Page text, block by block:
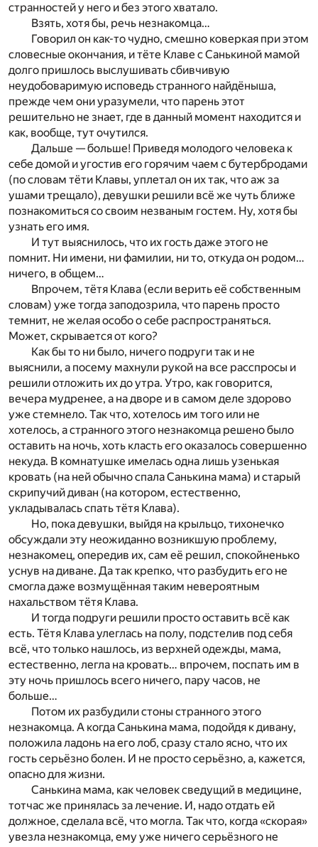
странностей у него и без этого хватало.
Взять, хотя бы, речь незнакомца…
Говорил он как-то чудно, смешно коверкая при этом
словесные окончания, и тёте Клаве с Санькиной мамой
долго пришлось выслушивать сбивчивую
неудобоваримую исповедь странного найдёныша,
прежде чем они уразумели, что парень этот
решительно не знает, где в данный момент находится и
как, вообще, тут очутился.
Дальше — больше! Приведя молодого человека к
себе домой и угостив его горячим чаем с бутербродами
(по словам тёти Клавы, уплетал он их так, что аж за
ушами трещало), девушки решили всё же чуть ближе
познакомиться со своим незваным гостем. Ну, хотя бы
узнать его имя.
И тут выяснилось, что их гость даже этого не
помнит. Ни имени, ни фамилии, ни то, откуда он родом…
ничего, в общем…
Впрочем, тётя Клава (если верить её собственным
словам) уже тогда заподозрила, что парень просто
темнит, не желая особо о себе распространяться.
Может, скрывается от кого?
Как бы то ни было, ничего подруги так и не
выяснили, а посему махнули рукой на все расспросы и
решили отложить их до утра. Утро, как говорится,
вечера мудренее, а на дворе и в самом деле здорово
уже стемнело. Так что, хотелось им того или не
хотелось, а странного этого незнакомца решено было
оставить на ночь, хоть класть его оказалось совершенно
некуда. В комнатушке имелась одна лишь узенькая
кровать (на ней обычно спала Санькина мама) и старый
скрипучий диван (на котором, естественно,
укладывалась спать тётя Клава).
Но, пока девушки, выйдя на крыльцо, тихонечко
обсуждали эту неожиданно возникшую проблему,
незнакомец, опередив их, сам её решил, спокойненько
уснув на диване. Да так крепко, что разбудить его не
смогла даже возмущённая таким невероятным
нахальством тётя Клава.
И тогда подруги решили просто оставить всё как
есть. Тётя Клава улеглась на полу, подстелив под себя
всё, что только нашлось, из верхней одежды, мама,
естественно, легла на кровать… впрочем, поспать им в
эту ночь пришлось всего ничего, пару часов, не
больше…
Потом их разбудили стоны странного этого
незнакомца. А когда Санькина мама, подойдя к дивану,
положила ладонь на его лоб, сразу стало ясно, что их
гость серьёзно болен. И не просто серьёзно, а, кажется,
опасно для жизни.
Санькина мама, как человек сведущий в медицине,
тотчас же принялась за лечение. И, надо отдать ей
должное, сделала всё, что могла. Так что, когда «скорая»
увезла незнакомца, ему уже ничего серьёзного не